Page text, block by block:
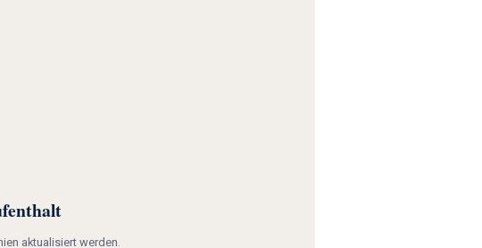
aktualisiert werden.